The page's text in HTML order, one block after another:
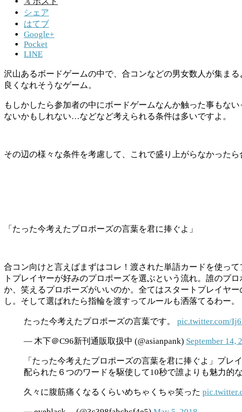
シェア
はてブ
Google+
Pocket
LINE
沢山あるボードゲームの中で、合コンなどの男女数人が集ま
良くなれそうなゲーム。
もしかしたら参加者の中にボードゲームなんか触った事もな
ないかもしれない…などなど考えられる条件は多いですよ。
その辺の様々な条件を考慮して、これで盛り上がらなかった
「たった今考えたプロポーズの言葉を君に捧ぐよ」
合コン向けと言えばまずはコレ！渡された単語カードを使っ
トプレイヤーが好みのプロポーズを選ぶという流れ。誰のプ
か、笑えるプロポーズがいいのか。全てはスタートプレイヤ
し。そして選ばれたら指輪を渡すってルールも洒落てるわー。
たった今考えたプロポーズの言葉です。 pic.twitter.com/
— 木下＠C96新刊通販取扱中 (@asianpank) September 14,
「たった今考えたプロポーズの言葉を君に捧ぐよ」プレイ
配られた６つのワードを駆使して10秒で誰よりも魅力的
久々に腹筋痛くなるくらいめちゃくちゃ笑った